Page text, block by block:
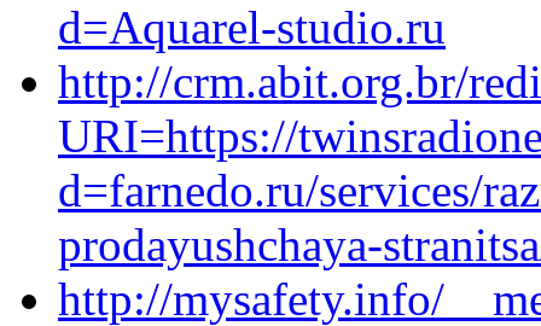
d=Aquarel-studio.ru
http://crm.abit.org.br/
URI=https://
d=farnedo.ru/services/
prodayushchaya-
http://mysafety.info/